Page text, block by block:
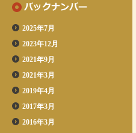
2025年7月
2023年12月
2021年9月
2021年3月
2019年4月
2017年3月
2016年3月